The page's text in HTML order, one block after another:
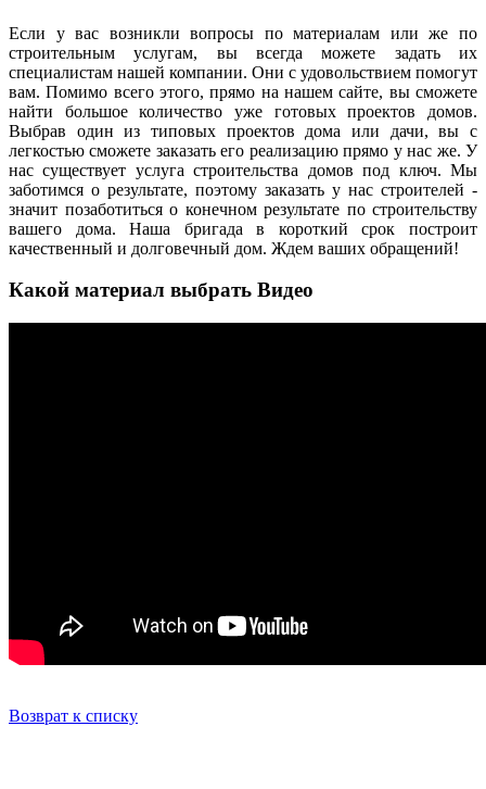
Если у вас возникли вопросы по материалам или же по
строительным услугам, вы всегда можете задать их
специалистам нашей компании. Они с удовольствием помогут
вам. Помимо всего этого, прямо на нашем сайте, вы сможете
найти большое количество уже готовых проектов домов.
Выбрав один из типовых проектов дома или дачи, вы с
легкостью сможете заказать его реализацию прямо у нас же. У
нас существует услуга строительства домов под ключ. Мы
заботимся о результате, поэтому заказать у нас строителей -
значит позаботиться о конечном результате по строительству
вашего дома. Наша бригада в короткий срок построит
качественный и долговечный дом. Ждем ваших обращений!
Какой материал выбрать Видео
Возврат к списку